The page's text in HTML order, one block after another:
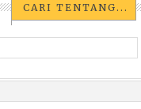
CARI TENTANG...